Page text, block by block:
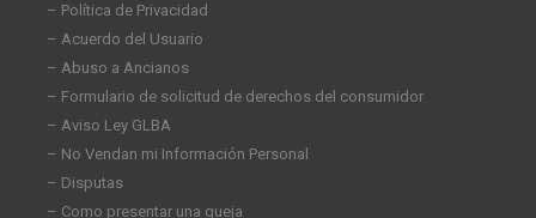
– Política de Privacidad
– Acuerdo del Usuario
– Abuso a Ancianos
– Formulario de solicitud de derechos del consumidor
– Aviso Ley GLBA
– No Vendan mi Información Personal
– Disputas
– Como presentar una queja